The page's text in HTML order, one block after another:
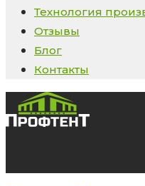
Технология
Отзывы
Блог
Контакты